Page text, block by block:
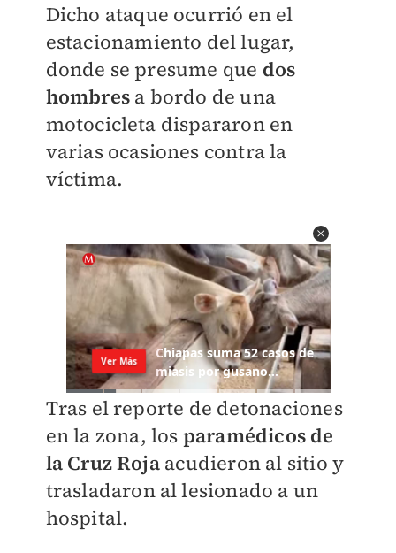
Dicho ataque ocurrió en el
estacionamiento del lugar,
donde se presume que dos
hombresa bordo de una
motocicleta dispararon en
varias ocasiones contra la
víctima.
Tras el reporte de detonaciones
en la zona, los paramédicos de
la Cruz Rojaacudieron al sitio y
trasladaron al lesionado a un
hospital.